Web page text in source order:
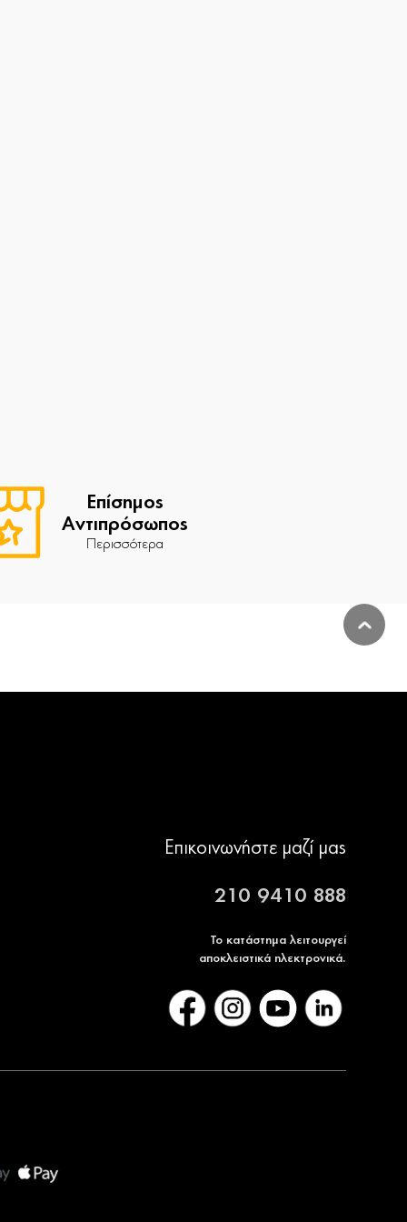
Επίσημος
Αντιπρόσωπος
Περισσότερα
Επικοινωνήστε μαζί μας
210 9410 888
Το κατάστημα λειτουργεί
αποκλειστικά ηλεκτρονικά.